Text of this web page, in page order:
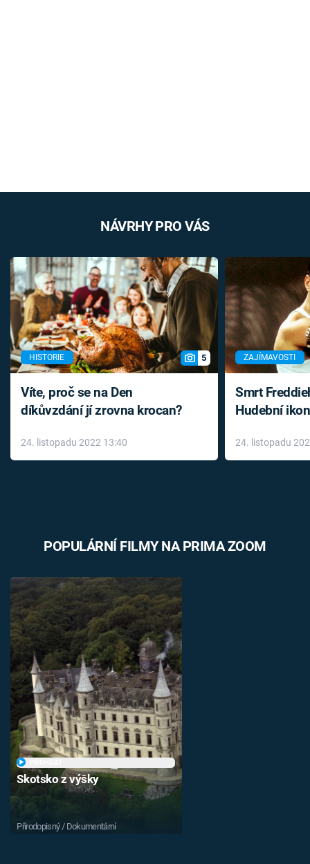
NÁVRHY PRO VÁS
HISTORIE 5
Víte, proč se na Den
díkůvzdání jí zrovna krocan?
24. listopadu 2022 13:40
ZAJÍMAVOSTI
Smrt
Hudební
léky
24. listopadu
POPULÁRNÍ FILMY NA PRIMA ZOOM
Skotsko z výšky
Přírodopisný / Dokumentární